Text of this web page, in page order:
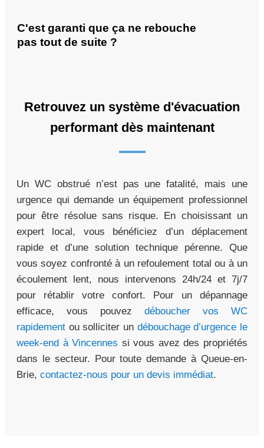
C'est garanti que ça ne rebouche
pas tout de suite ?
Retrouvez un système d'évacuation
performant dès maintenant
Un WC obstrué n’est pas une fatalité, mais une
urgence qui demande un équipement professionnel
pour être résolue sans risque. En choisissant un
expert local, vous bénéficiez d’un déplacement
rapide et d’une solution technique pérenne. Que
vous soyez confronté à un refoulement total ou à un
écoulement lent, nous intervenons 24h/24 et 7j/7
pour rétablir votre confort. Pour un dépannage
efficace, vous pouvez déboucher vos WC
rapidement ou solliciter un débouchage d’urgence le
week-end à Vincennes si vous avez des propriétés
dans le secteur. Pour toute demande à Queue-en-
Brie, contactez-nous pour un devis immédiat.